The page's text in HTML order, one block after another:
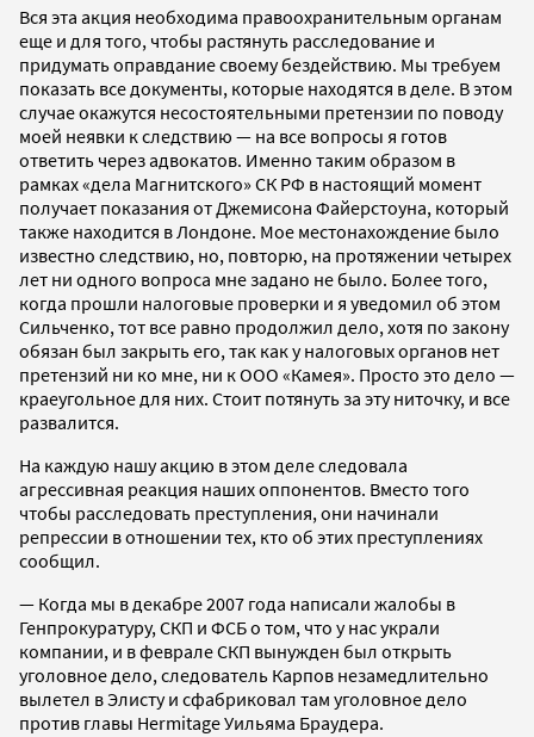
Вся эта акция необходима правоохранительным органам
еще и для того, чтобы растянуть расследование и
придумать оправдание своему бездействию. Мы требуем
показать все документы, которые находятся в деле. В этом
случае окажутся несостоятельными претензии по поводу
моей неявки к следствию — на все вопросы я готов
ответить через адвокатов. Именно таким образом в
рамках «дела Магнитского» СК РФ в настоящий момент
получает показания от Джемисона Файерстоуна, который
также находится в Лондоне. Мое местонахождение было
известно следствию, но, повторю, на протяжении четырех
лет ни одного вопроса мне задано не было. Более того,
когда прошли налоговые проверки и я уведомил об этом
Сильченко, тот все равно продолжил дело, хотя по закону
обязан был закрыть его, так как у налоговых органов нет
претензий ни ко мне, ни к ООО «Камея». Просто это дело —
краеугольное для них. Стоит потянуть за эту ниточку, и все
развалится.
На каждую нашу акцию в этом деле следовала
агрессивная реакция наших оппонентов. Вместо того
чтобы расследовать преступления, они начинали
репрессии в отношении тех, кто об этих преступлениях
сообщил.
— Когда мы в декабре 2007 года написали жалобы в
Генпрокуратуру, СКП и ФСБ о том, что у нас украли
компании, и в феврале СКП вынужден был открыть
уголовное дело, следователь Карпов незамедлительно
вылетел в Элисту и сфабриковал там уголовное дело
против главы Hermitage Уильяма Браудера.